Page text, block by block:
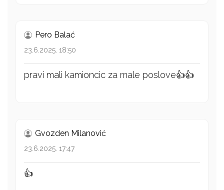
Pero Balać
23.6.2025. 18:50
pravi mali kamioncic za male poslove👍👍
Gvozden Milanović
23.6.2025. 17:47
👍